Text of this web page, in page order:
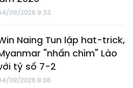
08/2026 9:33
Naing Tun lập hat-trick,
"nhấn chìm" Lào
tỷ số 7-2
08/2026 8:06